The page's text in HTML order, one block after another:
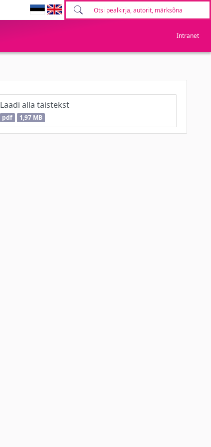
Intranet
Laadi alla täistekst
pdf 1,97 MB